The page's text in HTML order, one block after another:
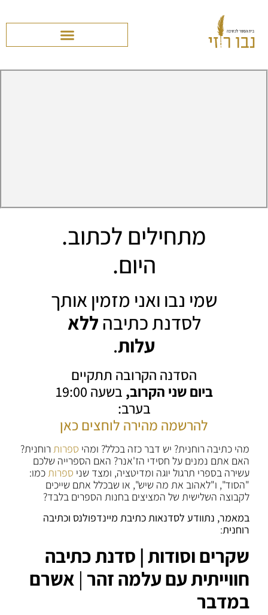
מתחילים לכתוב.
היום.
שמי נבו ואני מזמין אותך
לסדנת כתיבהללא
עלות.
הסדנה הקרובה תתקיים
ביום שני הקרוב,
בשעה 19:00
בערב:
להרשמה מהירה לוחצים כאן
מהי כתיבה רוחנית? יש דבר כזה בכלל? ומהי ספרות רוחנית?
האם אתם נמנים על חסידי הז'אנר? האם הספרייה שלכם
עשירה בספרי תרגול יוגה ומדיטציה, ומצד שני ספרותכמו:
"הסוד", ו"לאהוב את מה שיש", או שבכלל אתם שייכים
לקבוצה השלישית של המציצים בחנות הספרים בלבד?
במאמר, נתוודע לסדנאות כתיבת מיינדפולנס וכתיבה
רוחנית:
שקרים וסודות | סדנת כתיבה
חווייתית עם עלמה זהר | אשרם
במדבר